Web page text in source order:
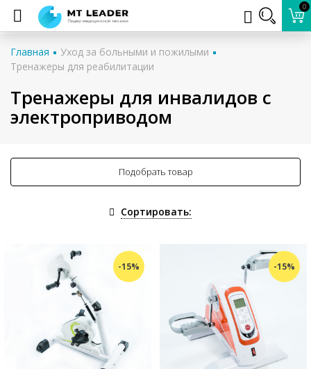
0
Главная
Уход за больными и пожилыми
Тренажеры для реабилитации
Тренажеры для инвалидов с
электроприводом
Подобрать товар
Сортировать:
-15% -15%